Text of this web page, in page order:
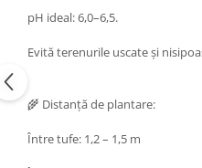
pH ideal: 6,0–6,5.
Evită terenurile uscate și
🌾 Distanță de plantare:
Între tufe: 1,2 – 1,5 m